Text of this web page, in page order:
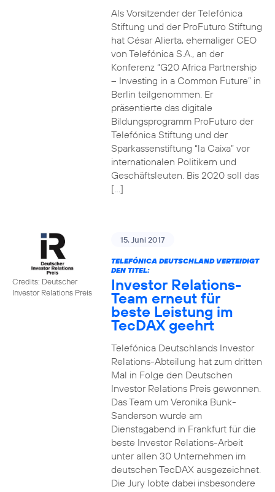
Als Vorsitzender der Telefónica
Stiftung und der ProFuturo Stiftung
hat César Alierta, ehemaliger CEO
von Telefónica S.A., an der
Konferenz “G20 Africa Partnership
– Investing in a Common Future” in
Berlin teilgenommen. Er
präsentierte das digitale
Bildungsprogramm ProFuturo der
Telefónica Stiftung und der
Sparkassenstiftung “la Caixa” vor
internationalen Politikern und
Geschäftsleuten. Bis 2020 soll das
[…]
Credits: Deutscher
Investor Relations Preis
15. Juni 2017
TELEFÓNICA DEUTSCHLAND VERTEIDIGT
DEN TITEL:
Investor Relations-
Team erneut für
beste Leistung im
TecDAX geehrt
Telefónica Deutschlands Investor
Relations-Abteilung hat zum dritten
Mal in Folge den Deutschen
Investor Relations Preis gewonnen.
Das Team um Veronika Bunk-
Sanderson wurde am
Dienstagabend in Frankfurt für die
beste Investor Relations-Arbeit
unter allen 30 Unternehmen im
deutschen TecDAX ausgezeichnet.
Die Jury lobte dabei insbesondere